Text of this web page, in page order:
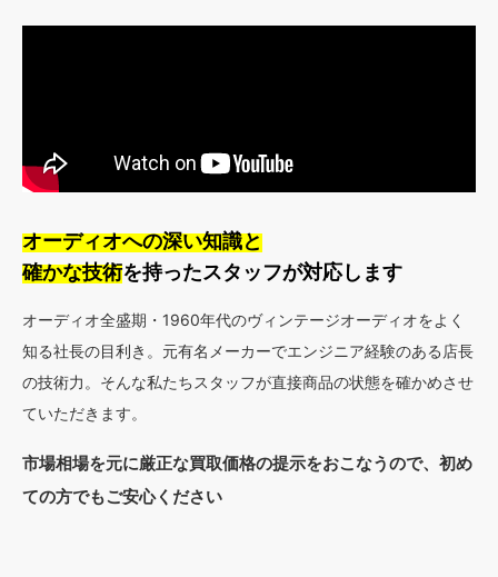
オーディオへの深い知識と
確かな技術を持ったスタッフが対応します
オーディオ全盛期・1960年代のヴィンテージオーディオをよく
知る社長の目利き。元有名メーカーでエンジニア経験のある店長
の技術力。そんな私たちスタッフが直接商品の状態を確かめさせ
ていただきます。
市場相場を元に厳正な買取価格の提示をおこなうので、初め
ての方でもご安心ください